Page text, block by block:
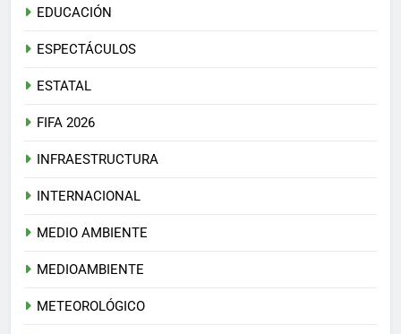
EDUCACIÓN
ESPECTÁCULOS
ESTATAL
FIFA 2026
INFRAESTRUCTURA
INTERNACIONAL
MEDIO AMBIENTE
MEDIOAMBIENTE
METEOROLÓGICO